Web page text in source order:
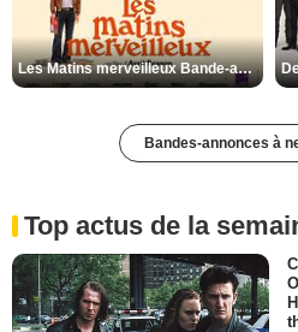
Les Matins merveilleux Bande-annonce VF
Bandes-annonces à
Top actus de la